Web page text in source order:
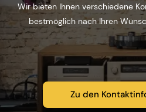
Wir bieten Ihnen verschiedene
bestmöglich nach Ihren
Zu den